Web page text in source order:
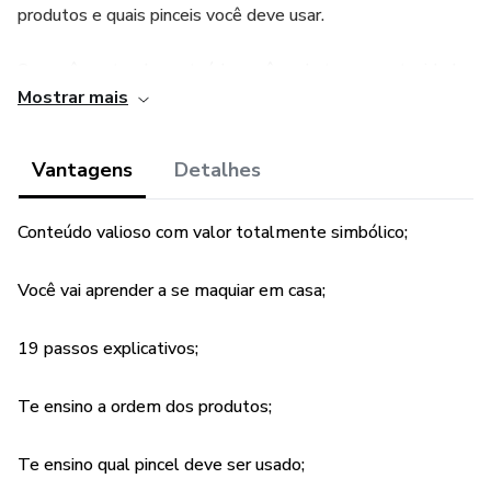
produtos e quais pinceis você deve usar.
de fazer um curso vip de auto maquiagem presencial
especifica para as suas características, vou te ensinar
todos os pinceis e suas finalidades. Vou te dar todo o
uma carga horaria de 3 horas, certificado e apostila incluso.
Tenho certeza que vai amar esse e-book, espero você no
Mostrar mais
Vantagens Detalhes
Conteúdo valioso com valor totalmente simbólico;
Você vai aprender a se maquiar em casa;
19 passos explicativos;
Te ensino a ordem dos produtos;
Te ensino qual pincel deve ser usado;